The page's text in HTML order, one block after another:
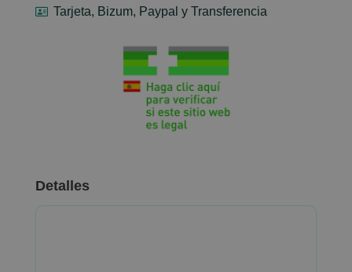
Tarjeta, Bizum, Paypal y Transferencia
Detalles